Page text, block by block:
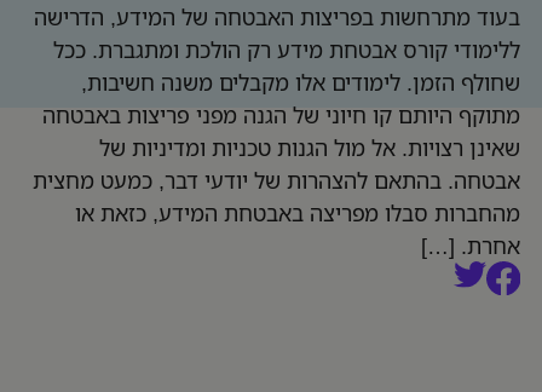
בעוד מתרחשות בפריצות האבטחה של המידע, הדרישה
ללימודי קורס אבטחת מידע רק הולכת ומתגברת. ככל
שחולף הזמן. לימודים אלו מקבלים משנה חשיבות,
מתוקף היותם קו חיוני של הגנה מפני פריצות באבטחה
שאינן רצויות. אל מול הגנות טכניות ומדיניות של
אבטחה. בהתאם להצהרות של יודעי דבר, כמעט מחצית
מהחברות סבלו מפריצה באבטחת המידע, כזאת או
אחרת. […]